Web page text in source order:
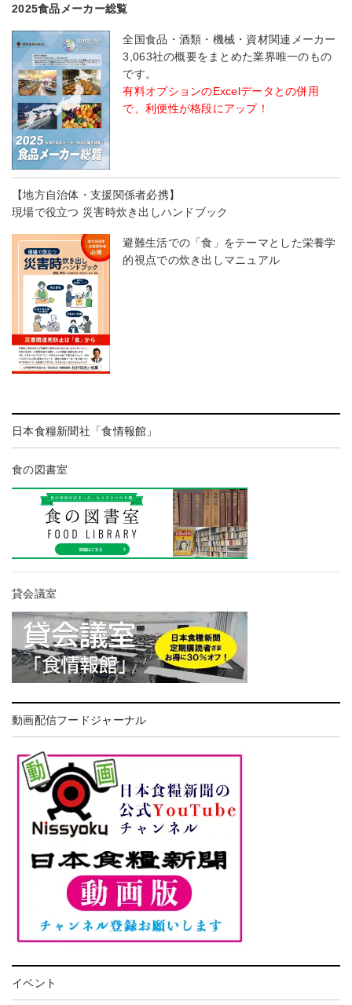
2025食品メーカー総覧
全国食品・酒類・機械・資材関連メーカー
3,063社の概要をまとめた業界唯一のもの
です。
有料オプションのExcelデータとの併用
で、利便性が格段にアップ！
【地方自治体・支援関係者必携】
現場で役立つ 災害時炊き出しハンドブック
避難生活での「食」をテーマとした栄養学
的視点での炊き出しマニュアル
日本食糧新聞社「食情報館」
食の図書室
貸会議室
動画配信フードジャーナル
イベント